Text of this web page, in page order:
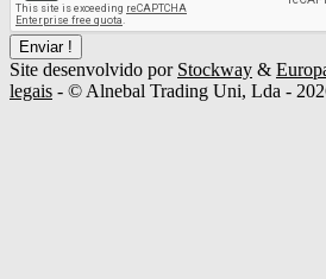
Enviar !
Site desenvolvido por Stockway &
legais - © Alnebal Trading Uni, Lda -